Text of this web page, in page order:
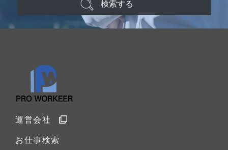
検索する
運営会社
お仕事検索